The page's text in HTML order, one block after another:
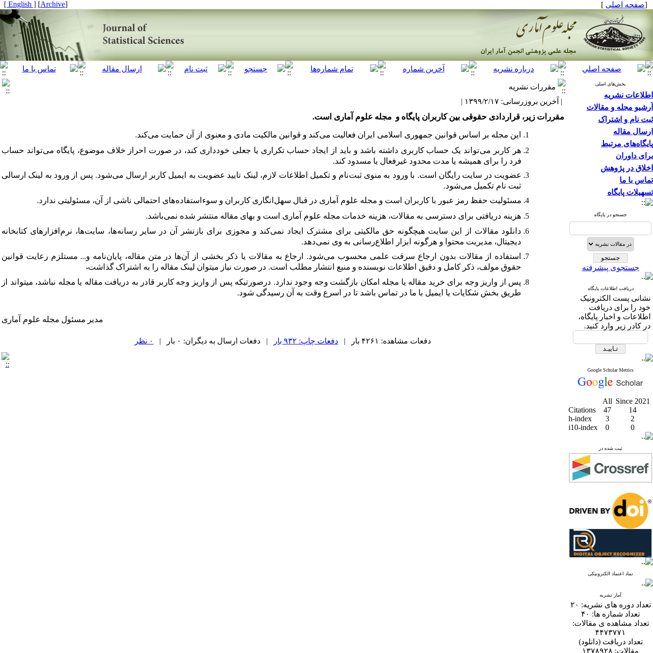
[صفحه اصلی ]
[
Archive
]
[ English ]
بخش‌های اصلی
اطلاعات نشریه
آرشیو مجله و مقالات
ثبت نام و اشتراک
ارسال مقاله
پایگاه‌های مرتبط
برای داوران
اخلاق در پژوهش
تماس با ما
تسهیلات پایگاه
جستجو در پایگاه
جستجوی پیشرفته
دریافت اطلاعات پایگاه
نشانی پست الکترونیک
خود را برای دریافت
اطلاعات و اخبار پایگاه،
در کادر زیر وارد کنید.
Google Scholar Metrics
All Since 2021
Citations
47
14
h-index
3
2
i10-index
0 0
ثبت شده در
نماد اعتماد الکترونیکی
آمار نشریه
تعداد دوره های نشریه: ۲۰
تعداد شماره ها: ۴۰
تعداد مشاهده ی مقالات:
۴۴۷۳۷۷۱
تعداد دریافت (دانلود)
مقالات: ۱۳۷۸۹۲۸
مقررات نشریه
| آخرین بروزرسانی: ۱۳۹۹/۲/۱۷ |
مقررات زیر، قراردادی حقوقی بین کاربران پایگاه و مجله علوم آماری است.
این مجله بر اساس قوانین جمهوری اسلامی ایران فعالیت می‌کند و قوانین مالکیت مادی و معنوی از آن حمایت می‌کند.
هر کاربر می‌تواند یک حساب کاربری داشته باشد و باید از ایجاد حساب تکراری یا جعلی خودداری کند، در صورت احراز خلاف موضوع، پایگاه می‌تواند حساب
فرد را برای همیشه یا مدت محدود غیرفعال یا مسدود کند.
عضویت در سایت رایگان است. با ورود به منوی ثبت‌نام و تکمیل اطلاعات لازم، لینک تایید عضویت به ایمیل کاربر ارسال می‌شود. پس از ورود به لینک ارسالی
ثبت نام تکمیل می‌شود.
مسئولیت حفظ رمز عبور با کاربران است و مجله علوم آماری در قبال سهل‌انگاری کاربران و سوء‌استفاده‌های احتمالی ناشی از آن، مسئولیتی ندارد.
هزینه دریافتی برای دسترسی به مقالات، هزینه خدمات مجله علوم آماری است و بهای مقاله منتشر شده نمی‌باشد.
دانلود مقالات از این سایت هیچگونه حق مالکیتی برای مشترک ایجاد نمی‌کند و مجوزی برای بازنشر آن در سایر رسانه‌ها، سایت‌ها، نرم‌افزار‌های کتابخانه
دیجیتال، مدیریت محتوا و هرگونه ابزار اطلاع‎‌رسانی به وی نمی‌دهد.
استفاده از مقالات بدون ارجاع سرقت علمی محسوب می‌شود. ارجاع به مقالات یا ذکر بخشی از آن‌ها در متن مقاله، پایان‌نامه و... مستلزم رعایت قوانین
حقوق مولف، ذکر کامل و دقیق اطلاعات نویسنده و منبع انتشار مطلب است. در صورت نیاز می­توان لینک مقاله را به اشتراک گذاشت.
پس از واریز وجه برای خرید مقاله یا مجله امکان بازگشت وجه وجود ندارد. درصورتی­که پس از واریز وجه کاربر قادر به دریافت مقاله یا مجله نباشد، می­تواند از
طریق بخش شکایات یا ایمیل با ما در تماس باشد تا در اسرع وقت به آن رسیدگی شود.
مدیر مسئول مجله علوم آماری
دفعات مشاهده: ۴۲۶۱ بار | دفعات چاپ: ۹۳۲ بار | دفعات ارسال به دیگران: ۰ بار | ۰ نظر